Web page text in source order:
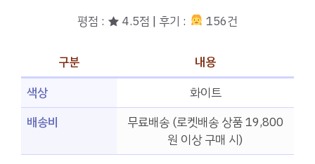
평점 : ★ 4.5점 | 후기 : 156건
구분
내용
색상
화이트
배송비
무료배송 (로켓배송 상품 19,800
원 이상 구매 시)